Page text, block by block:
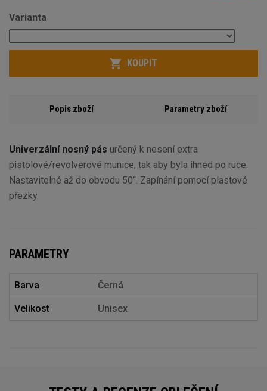
Počet
Varianta
KOUPIT
Popis zboží Parametry zboží
Univerzální nosný pás určený k nesení extra
pistolové/revolverové munice, tak aby byla ihned po ruce.
Nastavitelné až do obvodu 50“. Zapínání pomocí plastové
přezky.
PARAMETRY
Barva Černá
Velikost Unisex